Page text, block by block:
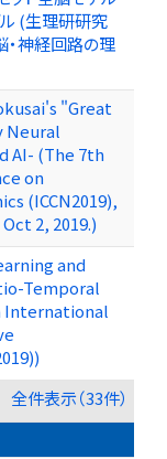
(生理研研究
・神経回路の理
"Great
Neural
AI- (The 7th
on
(ICCN2019),
2, 2019.)
and
Temporal
International
全件表示（33件）